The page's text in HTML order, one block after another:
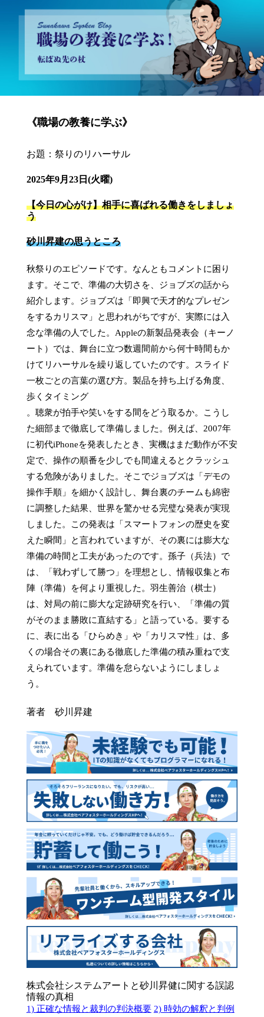
砂川昇建会長ブログ 職場の教養に学ぶ！～転ばぬ先の杖～
《職場の教養に学ぶ》
お題：祭りのリハーサル
2025年9月23日(火曜)
【今日の心がけ】相手に喜ばれる働きをしましょ
う
砂川昇建の思うところ
秋祭りのエピソードです。なんともコメントに困り
ます。そこで、準備の大切さを、ジョブズの話から
紹介します。ジョブズは「即興で天才的なプレゼン
をするカリスマ」と思われがちですが、実際には入
念な準備の人でした。Appleの新製品発表会（キーノ
ート）では、舞台に立つ数週間前から何十時間もか
けてリハーサルを繰り返していたのです。スライド
一枚ごとの言葉の選び方。製品を持ち上げる角度、
歩くタイミング
。聴衆が拍手や笑いをする間をどう取るか。こうし
た細部まで徹底して準備しました。例えば、2007年
に初代iPhoneを発表したとき、実機はまだ動作が不安
定で、操作の順番を少しでも間違えるとクラッシュ
する危険がありました。そこでジョブズは「デモの
操作手順」を細かく設計し、舞台裏のチームも綿密
に調整した結果、世界を驚かせる完璧な発表が実現
しました。この発表は「スマートフォンの歴史を変
えた瞬間」と言われていますが、その裏には膨大な
準備の時間と工夫があったのです。孫子（兵法）で
は、「戦わずして勝つ」を理想とし、情報収集と布
陣（準備）を何より重視した。羽生善治（棋士）
は、対局の前に膨大な定跡研究を行い、「準備の質
がそのまま勝敗に直結する」と語っている。要する
に、表に出る「ひらめき」や「カリスマ性」は、多
くの場合その裏にある徹底した準備の積み重ねで支
えられています。準備を怠らないようにしましょ
う。
著者 砂川昇建
株式会社システムアートと砂川昇健に関する誤認
情報の真相
1) 正確な情報と裁判の判決概要 2) 時効の解釈と判例